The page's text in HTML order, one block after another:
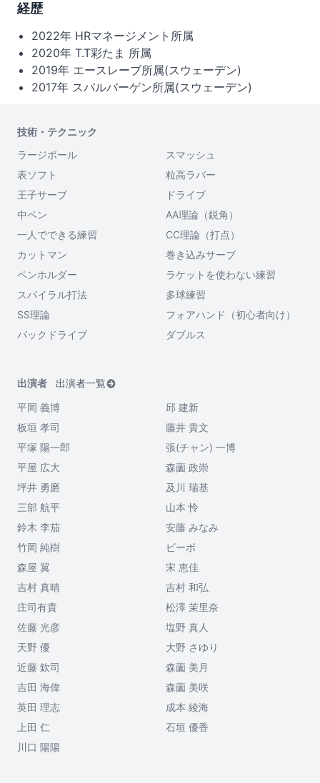
経歴
2022年 HRマネージメント所属
2020年 T.T彩たま 所属
2019年 エースレーブ所属(スウェーデン)
2017年 スパルバーゲン所属(スウェーデン)
技術・テクニック
ラージボール
スマッシュ
表ソフト
粒高ラバー
王子サーブ
ドライブ
中ペン
AA理論（鋭角）
一人でできる練習
CC理論（打点）
カットマン
巻き込みサーブ
ペンホルダー
ラケットを使わない練習
スパイラル打法
多球練習
SS理論
フォアハンド（初心者向け）
バックドライブ
ダブルス
出演者
出演者一覧
平岡 義博
邱 建新
板垣 孝司
藤井 貴文
平塚 陽一郎
張(チャン) 一博
平屋 広大
森薗 政崇
坪井 勇磨
及川 瑞基
三部 航平
山本 怜
鈴木 李茄
安藤 みなみ
竹岡 純樹
ビーボ
森屋 翼
宋 恵佳
吉村 真晴
吉村 和弘
庄司有貴
松澤 茉里奈
佐藤 光彦
塩野 真人
天野 優
大野 さゆり
近藤 欽司
森薗 美月
吉田 海偉
森薗 美咲
英田 理志
成本 綾海
上田 仁
石垣 優香
川口 陽陽